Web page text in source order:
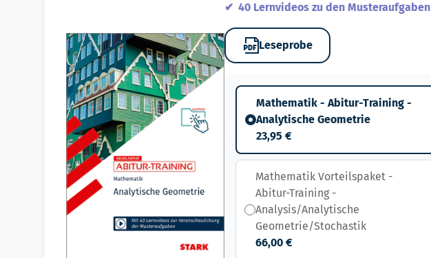
40 Lernvideos zu den Musteraufgaben
Leseprobe
Mathematik - Abitur-Training -
Analytische Geometrie
23,95 €
Mathematik Vorteilspaket -
Abitur-Training -
Analysis/Analytische
Geometrie/Stochastik
66,00 €